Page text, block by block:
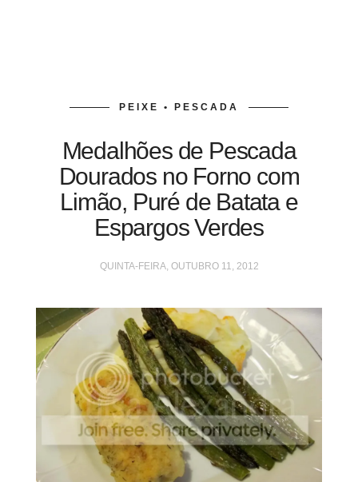
PEIXE • PESCADA
Medalhões de Pescada
Dourados no Forno com
Limão, Puré de Batata e
Espargos Verdes
QUINTA-FEIRA, OUTUBRO 11, 2012